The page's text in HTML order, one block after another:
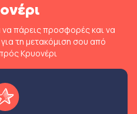
πάρεις προσφορές και να
τη μετακόμιση σου από
Κρυονέρι